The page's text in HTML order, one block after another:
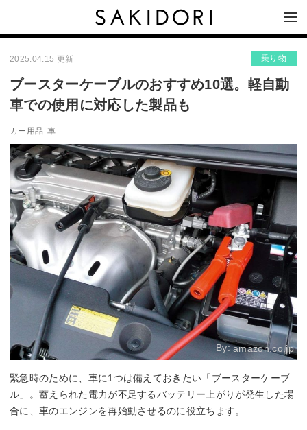
2025.04.15 更新 乗り物
ブースターケーブルのおすすめ10選。軽自動
車での使用に対応した製品も
カー用品 車
By:amazon.co.jp
緊急時のために、車に1つは備えておきたい「ブースターケーブ
ル」。蓄えられた電力が不足するバッテリー上がりが発生した場
合に、車のエンジンを再始動させるのに役立ちます。